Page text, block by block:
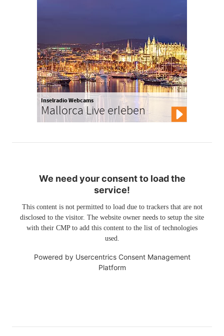
Inselradio Webcams
Mallorca Live erleben
We need your consent to load the
service!
This content is not permitted to load due to trackers that are not
disclosed to the visitor. The website owner needs to setup the site
with their CMP to add this content to the list of technologies
used.
Powered by Usercentrics Consent Management
Platform